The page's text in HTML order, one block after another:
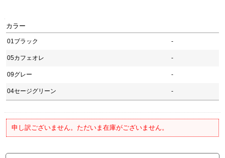
カラー
01ブラック -
05カフェオレ -
09グレー -
04セージグリーン -
申し訳ございません。ただいま在庫がございません。